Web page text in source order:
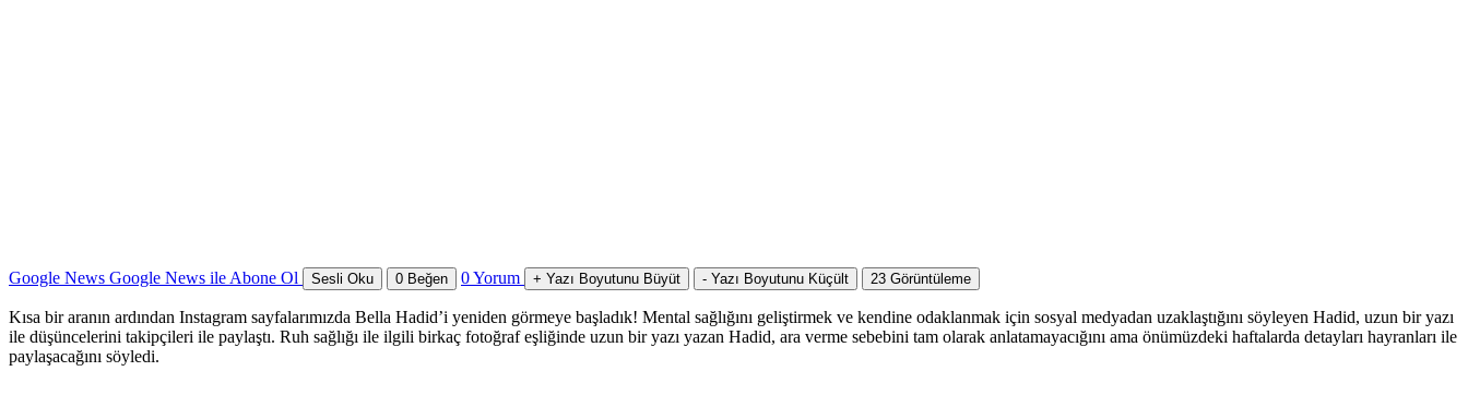
Google News Google News ile Abone Ol Sesli Oku 0 Beğen 0Yorum + Yazı Boyutunu Büyüt - Yazı Boyutunu Küçült 23 Görüntüleme
Kısa bir aranın ardından Instagram sayfalarımızda Bella Hadid’i yeniden görmeye başladık! Mental sağlığını geliştirmek ve kendine odaklanmak için sosyal medyadan uzaklaştığını söyleyen Hadid, uzun bir yazı
ile düşüncelerini takipçileri ile paylaştı. Ruh sağlığı ile ilgili birkaç fotoğraf eşliğinde uzun bir yazı yazan Hadid, ara verme sebebini tam olarak anlatamayacığını ama önümüzdeki haftalarda detayları hayranları ile
paylaşacağını söyledi.